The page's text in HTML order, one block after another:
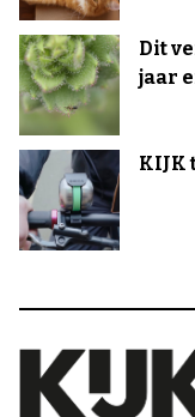
Dit
jaar
KIJK